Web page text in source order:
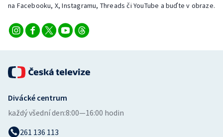
na Facebooku, X, Instagramu, Threads či YouTube a buďte v obraze.
Divácké centrum
každý všední den:8:00—16:00 hodin
261 136 113